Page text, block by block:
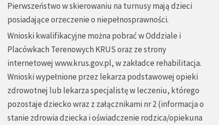
Pierwszeństwo w skierowaniu na turnusy mają dzieci
posiadające orzeczenie o niepełnosprawności.
Wnioski kwalifikacyjne można pobrać w Oddziale i
Placówkach Terenowych KRUS oraz ze strony
internetowej www.krus.gov.pl, w zakładce rehabilitacja.
Wnioski wypełnione przez lekarza podstawowej opieki
zdrowotnej lub lekarza specjalistę w leczeniu, którego
pozostaje dziecko wraz z załącznikami nr 2 (informacja o
stanie zdrowia dziecka i oświadczenie rodzica/opiekuna